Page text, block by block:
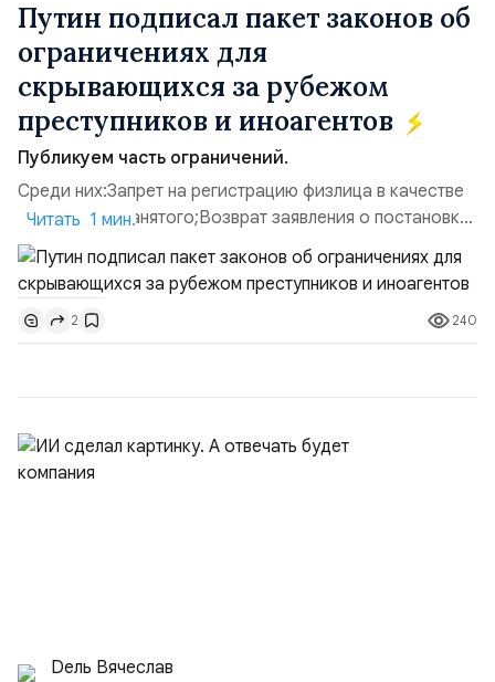
Путин подписал пакет законов об
ограничениях для
скрывающихся за рубежом
преступников и иноагентов
Публикуем часть ограничений.
Среди них:Запрет на регистрацию физлица в качестве
ИП или самозанятого;Возврат заявления о постановке
недвижимости на кадастровый учет;Ограничение
водительских прав;Запрет регистрации транспортных
средств и на заключение сделок по
доверенности;Отказ в заключении кредитного
договора, предоставлении государственных и
Читать 1 мин.
2 240
Dель Вячеслав